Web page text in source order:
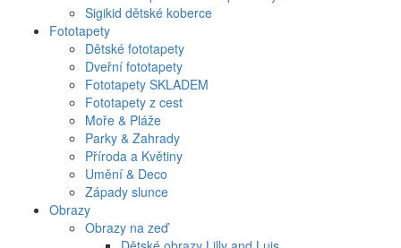
Sigikid dětské koberce
Fototapety
Dětské fototapety
Dveřní fototapety
Fototapety SKLADEM
Fototapety z cest
Moře & Pláže
Parky & Zahrady
Příroda a Květiny
Umění & Deco
Západy slunce
Obrazy
Obrazy na zeď